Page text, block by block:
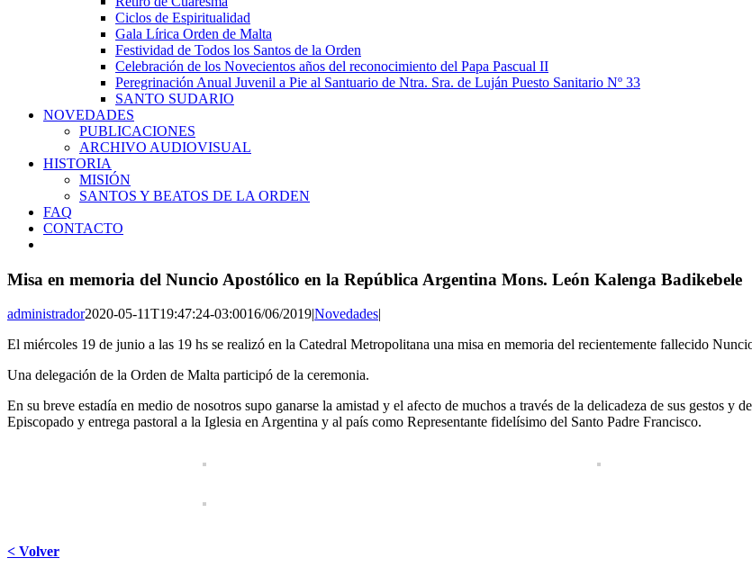
Ciclos de Espiritualidad
Gala Lírica Orden de Malta
Festividad de Todos los Santos de la Orden
Celebración de los Novecientos años del reconocimiento del Papa Pascual II
Peregrinación Anual Juvenil a Pie al Santuario de Ntra. Sra. de Luján Puesto Sanitario Nº 33
SANTO SUDARIO
NOVEDADES
PUBLICACIONES
ARCHIVO AUDIOVISUAL
HISTORIA
MISIÓN
SANTOS Y BEATOS DE LA ORDEN
FAQ
CONTACTO
Misa en memoria del Nuncio Apostólico en la República Argentina Mons. León Kalenga Badikebele
administrador2020-05-11T19:47:24-03:0016/06/2019|Novedades|
El miércoles 19 de junio a las 19 hs se realizó en la Catedral Metropolitana una misa en memoria del recientemente fallecido
Una delegación de la Orden de Malta participó de la ceremonia.
En su breve estadía en medio de nosotros supo ganarse la amistad y el afecto de muchos a través de la delicadeza de sus gestos
Episcopado y entrega pastoral a la Iglesia en Argentina y al país como Representante fidelísimo del Santo Padre Francisco.
< Volver